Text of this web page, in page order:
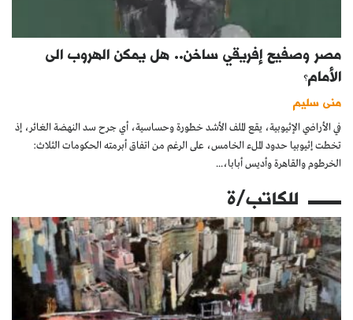
مصر وصفيح إفريقي ساخن.. هل يمكن الهروب الى
الأمام؟
منى سليم
في الأراضي الإثيوبية، يقع الملف الأشد خطورة وحساسية، أي جرح سد النهضة الغائر، إذ
تخطت إثيوبيا حدود الملء الخامس، على الرغم من اتفاق أبرمته الحكومات الثلاث:
الخرطوم والقاهرة وأديس أبابا،...
للكاتب/ة